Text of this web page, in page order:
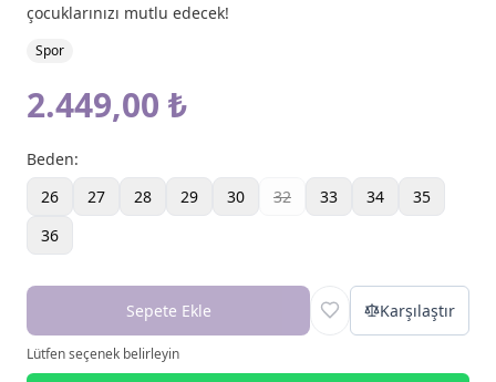
çocuklarınızı mutlu edecek!
Spor
2.449,00 ₺
Beden:
26
27 28 29 30 32 33 34
35
36
Sepete Ekle Karşılaştır
Lütfen seçenek belirleyin